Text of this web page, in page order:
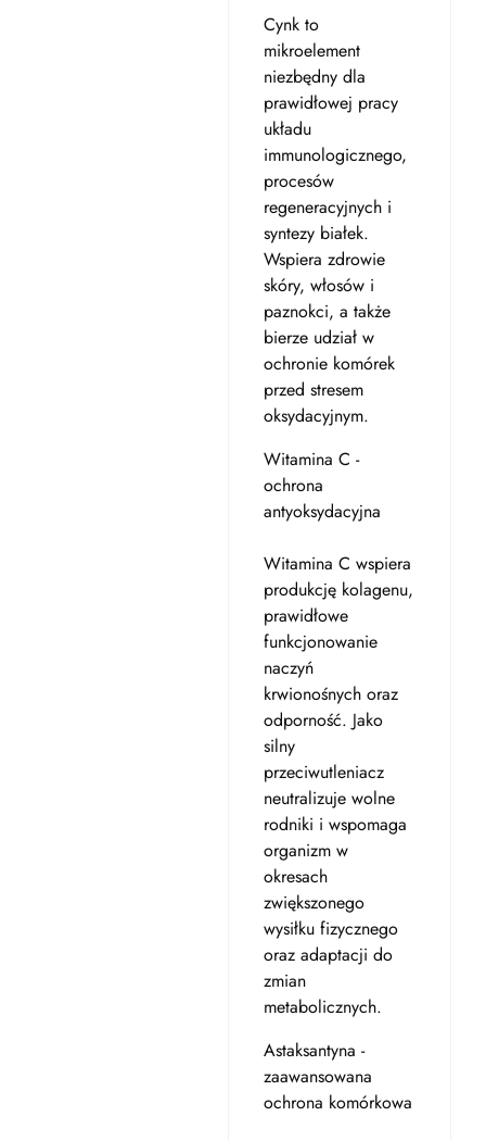
Cynk to
mikroelement
niezbędny dla
prawidłowej pracy
układu
immunologicznego,
procesów
regeneracyjnych i
syntezy białek.
Wspiera zdrowie
skóry, włosów i
paznokci, a także
bierze udział w
ochronie komórek
przed stresem
oksydacyjnym.
Witamina C -
ochrona
antyoksydacyjna
Witamina C wspiera
produkcję kolagenu,
prawidłowe
funkcjonowanie
naczyń
krwionośnych oraz
odporność. Jako
silny
przeciwutleniacz
neutralizuje wolne
rodniki i wspomaga
organizm w
okresach
zwiększonego
wysiłku fizycznego
oraz adaptacji do
zmian
metabolicznych.
Astaksantyna -
zaawansowana
ochrona komórkowa